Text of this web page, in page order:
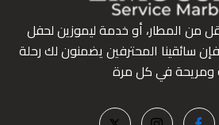
من المطار، أو خدمة ليموزين لحفل
سائقينا المحترفين يضمنون لك رحلة
ومريحة في كل مرة